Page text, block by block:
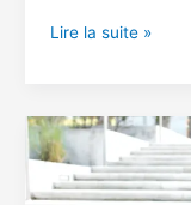
Affaire
Karim
Benzema
s’en
Lire la suite »